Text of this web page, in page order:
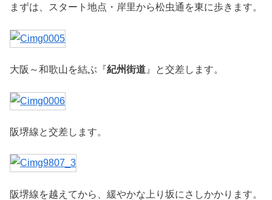
まずは、スタート地点・岸里から松虫通を東に歩きます。
大阪～和歌山を結ぶ『紀州街道 』と交差します。
阪堺線と交差します。
阪堺線を越えてから、緩やかな上り坂にさしかかります。